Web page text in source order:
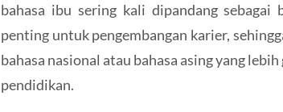
bahasa ibu sering kali dipandang
penting untuk pengembangan karier,
bahasa nasional atau bahasa asing yang
pendidikan.